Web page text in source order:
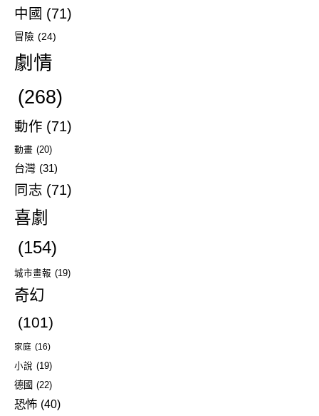
中國 (71)
冒險 (24)
劇情
(268)
動作 (71)
動畫 (20)
台灣 (31)
同志 (71)
喜劇
(154)
城市畫報 (19)
奇幻
(101)
家庭 (16)
小說 (19)
德國 (22)
恐怖 (40)